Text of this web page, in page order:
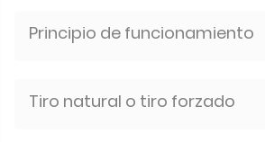
Principio de funcionamiento
Tiro natural o tiro forzado